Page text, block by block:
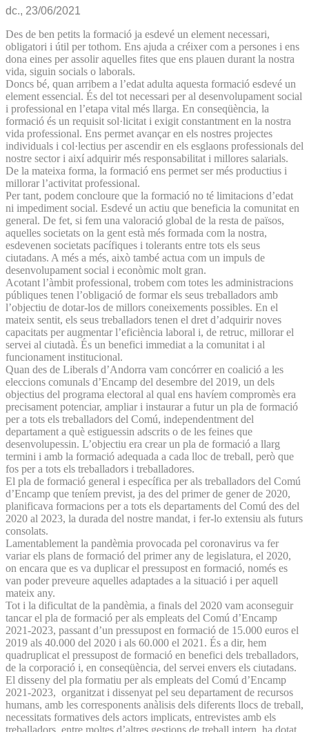
dc., 23/06/2021
Des de ben petits la formació ja esdevé un element necessari,
obligatori i útil per tothom. Ens ajuda a créixer com a persones i ens
dona eines per assolir aquelles fites que ens plauen durant la nostra
vida, siguin socials o laborals.
Doncs bé, quan arribem a l’edat adulta aquesta formació esdevé un
element essencial. És del tot necessari per al desenvolupament social
i professional en l’etapa vital més llarga. En conseqüència, la
formació és un requisit sol·licitat i exigit constantment en la nostra
vida professional. Ens permet avançar en els nostres projectes
individuals i col·lectius per ascendir en els esglaons professionals del
nostre sector i així adquirir més responsabilitat i millores salarials.
De la mateixa forma, la formació ens permet ser més productius i
millorar l’activitat professional.
Per tant, podem concloure que la formació no té limitacions d’edat
ni impediment social. Esdevé un actiu que beneficia la comunitat en
general. De fet, si fem una valoració global de la resta de països,
aquelles societats on la gent està més formada com la nostra,
esdevenen societats pacífiques i tolerants entre tots els seus
ciutadans. A més a més, això també actua com un impuls de
desenvolupament social i econòmic molt gran.
Acotant l’àmbit professional, trobem com totes les administracions
públiques tenen l’obligació de formar els seus treballadors amb
l’objectiu de dotar-los de millors coneixements possibles. En el
mateix sentit, els seus treballadors tenen el dret d’adquirir noves
capacitats per augmentar l’eficiència laboral i, de retruc, millorar el
servei al ciutadà. És un benefici immediat a la comunitat i al
funcionament institucional.
Quan des de Liberals d’Andorra vam concórrer en coalició a les
eleccions comunals d’Encamp del desembre del 2019, un dels
objectius del programa electoral al qual ens havíem compromès era
precisament potenciar, ampliar i instaurar a futur un pla de formació
per a tots els treballadors del Comú, independentment del
departament a què estiguessin adscrits o de les feines que
desenvolupessin. L’objectiu era crear un pla de formació a llarg
termini i amb la formació adequada a cada lloc de treball, però que
fos per a tots els treballadors i treballadores.
El pla de formació general i específica per als treballadors del Comú
d’Encamp que teníem previst, ja des del primer de gener de 2020,
planificava formacions per a tots els departaments del Comú des del
2020 al 2023, la durada del nostre mandat, i fer-lo extensiu als futurs
consolats.
Lamentablement la pandèmia provocada pel coronavirus va fer
variar els plans de formació del primer any de legislatura, el 2020,
on encara que es va duplicar el pressupost en formació, només es
van poder preveure aquelles adaptades a la situació i per aquell
mateix any.
Tot i la dificultat de la pandèmia, a finals del 2020 vam aconseguir
tancar el pla de formació per als empleats del Comú d’Encamp
2021-2023, passant d’un pressupost en formació de 15.000 euros el
2019 als 40.000 del 2020 i als 60.000 el 2021. És a dir, hem
quadruplicat el pressupost de formació en benefici dels treballadors,
de la corporació i, en conseqüència, del servei envers els ciutadans.
El disseny del pla formatiu per als empleats del Comú d’Encamp
2021-2023, organitzat i dissenyat pel seu departament de recursos
humans, amb les corresponents anàlisis dels diferents llocs de treball,
necessitats formatives dels actors implicats, entrevistes amb els
treballadors, entre moltes d’altres gestions de treball intern, ha dotat